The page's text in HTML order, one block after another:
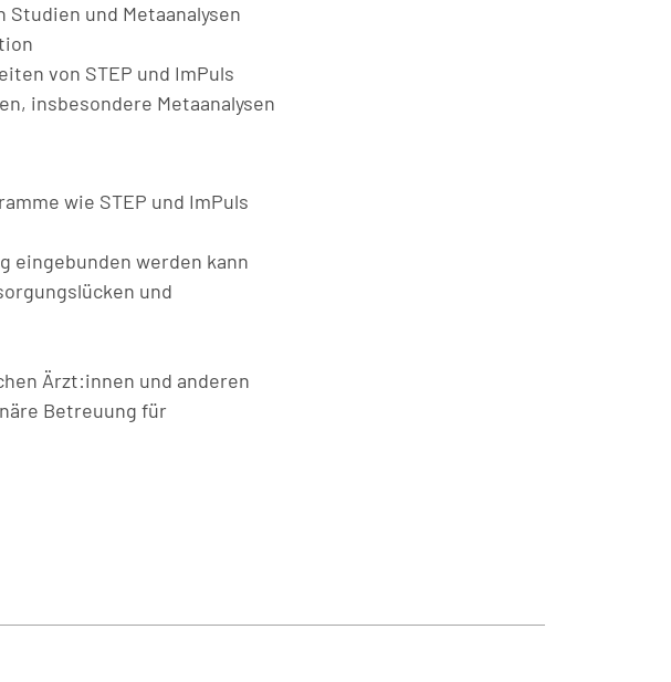
und Metaanalysen
von STEP und ImPuls
insbesondere Metaanalysen
wie STEP und ImPuls
eingebunden werden kann
und
Ärzt:innen und anderen
Betreuung für